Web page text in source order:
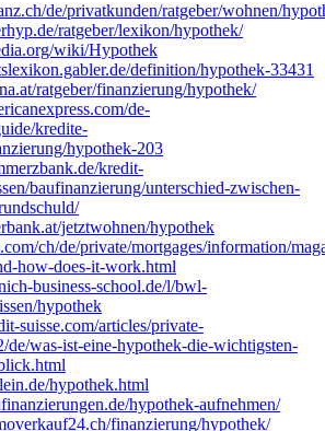
de/privatkunden/ratgeber/wohnen/
ratgeber/lexikon/hypothek/
wiki/Hypothek
definition/hypothek-33431
ratgeber/finanzierung/hypothek/
de-
kredite-
hypothek-203
kredit-
baufinanzierung/unterschied-zwischen-
jetztwohnen/hypothek
ch/de/private/mortgages/information/
how-does-it-work.html
business-school.de/l/bwl-
hypothek
suisse.com/articles/private-
de/was-ist-eine-hypothek-die-wichtigsten-
hypothek.html
hypothek-aufnehmen/
finanzierung/hypothek/